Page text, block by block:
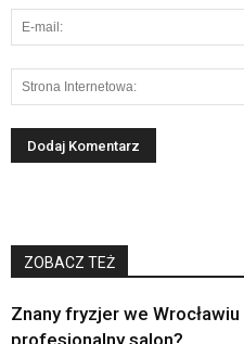
ZOBACZ TEŻ
Znany fryzjer we
profesjonalny salon?